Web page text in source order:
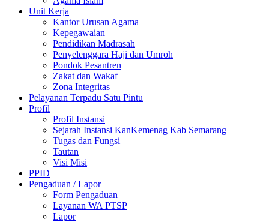
Unit Kerja
Kantor Urusan Agama
Kepegawaian
Pendidikan Madrasah
Penyelenggara Haji dan Umroh
Pondok Pesantren
Zakat dan Wakaf
Zona Integritas
Pelayanan Terpadu Satu Pintu
Profil
Profil Instansi
Sejarah Instansi KanKemenag Kab Semarang
Tugas dan Fungsi
Tautan
Visi Misi
PPID
Pengaduan / Lapor
Form Pengaduan
Layanan WA PTSP
Lapor